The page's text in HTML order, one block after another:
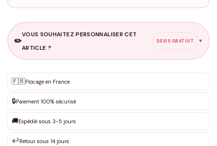
✏️
VOUS SOUHAITEZ PERSONNALISER CET
ARTICLE ?
DEVIS GRATUIT ▼
✨ Personnalisation sur mesure
DEVIS GRATUIT · Personnalisation de 3 à 10€ selon la demande
Que souhaitez-vous ?*
🇫🇷Flocage en France
🔒Paiement 100% sécurisé
🚚Expédié sous 3-5 jours
↩️Retour sous 14 jours